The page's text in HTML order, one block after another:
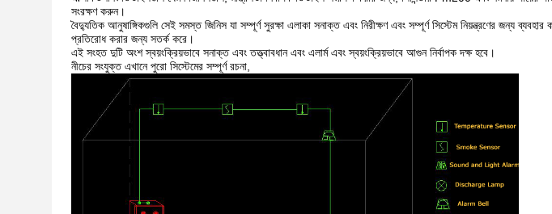
সংরক্ষণ করুন।
বৈদ্যুতিক আনুষাঙ্গিকগুলি সেই সমস্ত জিনিস যা সম্পূর্ণ সুরক্ষা এলাকা সনাক্ত এবং নিরীক্ষণ এবং সম্পূর্ণ সিস্টেম নিয়ন্ত্রণের জন্য
প্রতিরোধ করার জন্য সতর্ক করে।
এই সংহত দুটি অংশ স্বয়ংক্রিয়ভাবে সনাক্ত এবং তত্ত্বাবধান এবং এলার্ম এবং স্বয়ংক্রিয়ভাবে আগুন নির্বাপক দক্ষ হবে।
নীচের সংযুক্ত এখানে পুরো সিস্টেমের সম্পূর্ণ রচনা,